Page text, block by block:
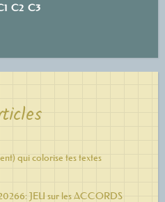
C2 C3
qui colorise tes textes
JEU sur les ACCORDS